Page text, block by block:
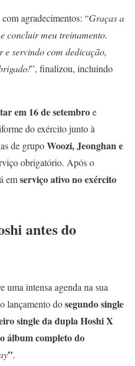
agradecimentos: “Graças a
concluir meu treinamento.
servindo com dedicação,
”, finalizou, incluindo
em 16 de setembroe
do exército junto à
de grupoWoozi, Jeonghan e
obrigatório. Após o
emserviço ativo no exército
antes do
uma intensa agenda na sua
lançamento dosegundo single
single da dupla Hoshi X
álbum completo do
”.